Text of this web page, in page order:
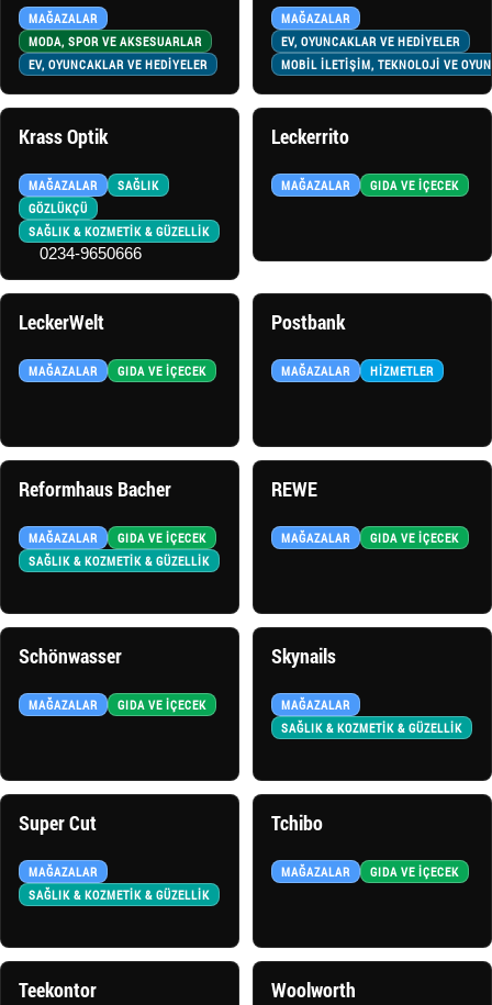
MAĞAZALAR
MODA, SPOR VE AKSESUARLAR
EV, OYUNCAKLAR VE HEDİYELER
MAĞAZALAR
EV, OYUNCAKLAR VE HEDİYELER
MOBİL İLETİŞİM, TEKNOLOJİ VE
MAĞAZALAR
SAĞLIK
GÖZLÜKÇÜ
SAĞLIK & KOZMETİK & GÜZELLİK
Krass Optik
0234-9650666
MAĞAZALAR GIDA VE İÇECEK
Leckerrito
MAĞAZALAR GIDA VE İÇECEK
LeckerWelt
MAĞAZALAR HIZMETLER
Postbank
MAĞAZALAR
GIDA VE İÇECEK
SAĞLIK & KOZMETİK & GÜZELLİK
Reformhaus Bacher
MAĞAZALAR GIDA VE İÇECEK
REWE
MAĞAZALAR GIDA VE İÇECEK
Schönwasser
MAĞAZALAR
SAĞLIK & KOZMETİK & GÜZELLİK
Skynails
MAĞAZALAR
SAĞLIK & KOZMETİK & GÜZELLİK
Super Cut
MAĞAZALAR GIDA VE İÇECEK
Tchibo
Teekontor Woolworth